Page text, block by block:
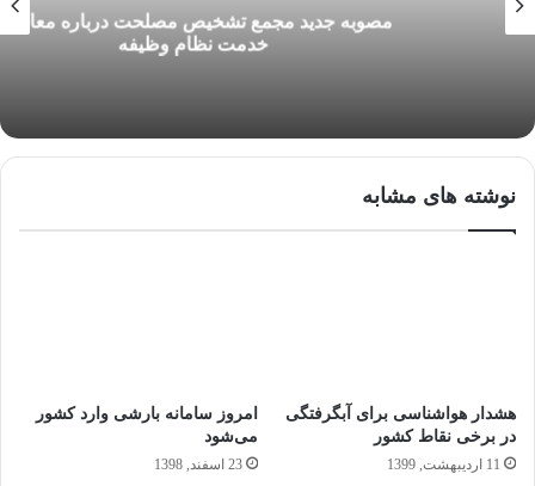
مصوبه جدید مجمع تشخیص مصلحت درباره معافیت
خدمت نظام وظیفه
نوشته های مشابه
هشدار هواشناسی برای آبگرفتگی
در برخی نقاط کشور
11 اردیبهشت, 1399
امروز سامانه بارشی وارد کشور
می‌شود
23 اسفند, 1398